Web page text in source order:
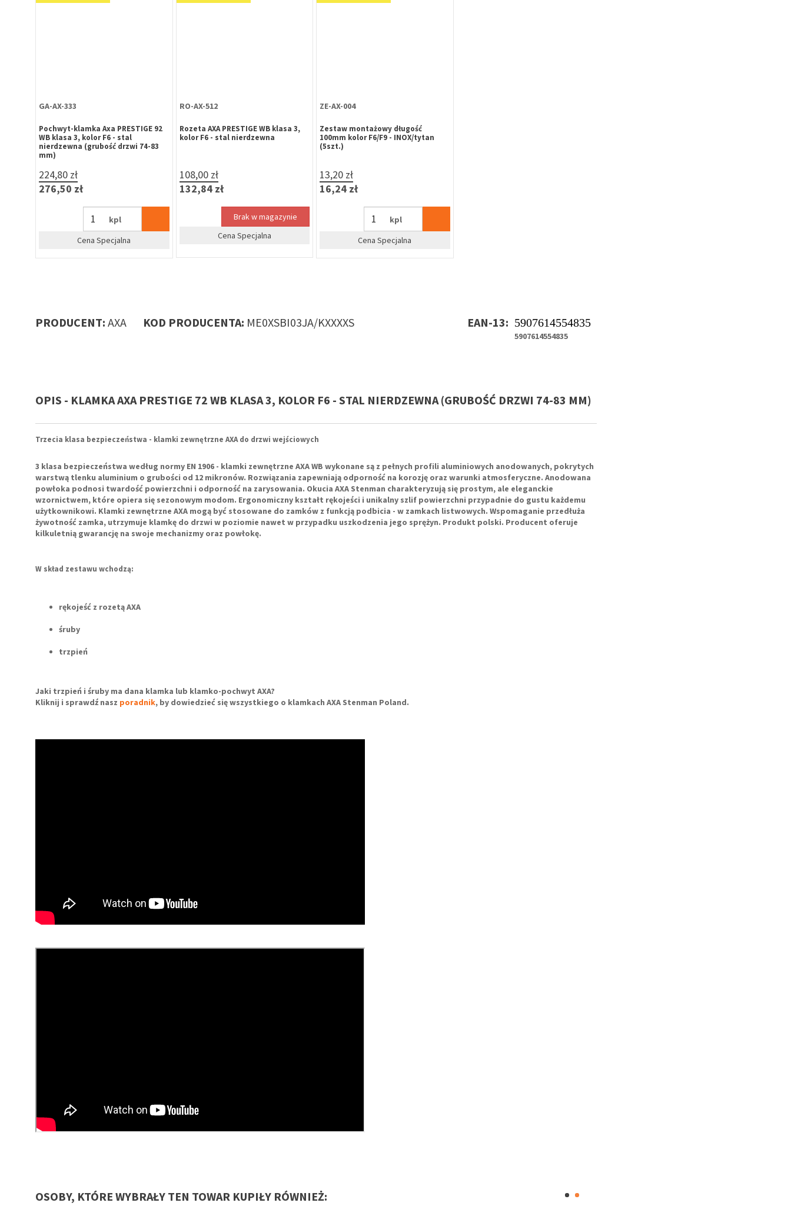
GA-AX-333
Pochwyt-klamka Axa PRESTIGE 92
WB klasa 3, kolor F6 - stal
nierdzewna (grubość drzwi 74-83
mm)
224,80 zł
276,50 zł
kpl
Cena Specjalna
RO-AX-512
Rozeta AXA PRESTIGE WB klasa 3,
kolor F6 - stal nierdzewna
108,00 zł
132,84 zł
Brak w magazynie
Cena Specjalna
ZE-AX-004
Zestaw montażowy długość
100mm kolor F6/F9 - INOX/tytan
(5szt.)
13,20 zł
16,24 zł
kpl
Cena Specjalna
PRODUCENT: AXA KOD PRODUCENTA: ME0XSBI03JA/KXXXXS EAN-13: 5907614554835
5907614554835
OPIS - KLAMKA AXA PRESTIGE 72 WB KLASA 3, KOLOR F6 - STAL NIERDZEWNA (GRUBOŚĆ DRZWI 74-83 MM)
Trzecia klasa bezpieczeństwa - klamki zewnętrzne AXAdo drzwi wejściowych
3 klasa bezpieczeństwa według normy EN 1906 - klamki zewnętrzne AXA WB wykonane są z pełnych profili aluminiowych anodowanych, pokrytych
warstwą tlenku aluminium o grubości od 12 mikronów. Rozwiązania zapewniają odporność na korozję oraz warunki atmosferyczne. Anodowana
powłoka podnosi twardość powierzchni i odporność na zarysowania. Okucia AXA Stenman charakteryzują się prostym, ale eleganckie
wzornictwem, które opiera się sezonowym modom. Ergonomiczny kształt rękojeści i unikalny szlif powierzchni przypadnie do gustu każdemu
użytkownikowi. Klamki zewnętrzne AXA mogą być stosowane do zamków z funkcją podbicia - w zamkach listwowych. Wspomaganie przedłuża
żywotność zamka, utrzymuje klamkę do drzwi w poziomie nawet w przypadku uszkodzenia jego sprężyn. Produkt polski. Producent oferuje
kilkuletnią gwarancję na swoje mechanizmy oraz powłokę.
W skład zestawu wchodzą:
rękojeść z rozetą AXA
śruby
trzpień
Jaki trzpień i śruby ma dana klamka lub klamko-pochwyt AXA?
Kliknij i sprawdź nasz poradnik, by dowiedzieć się wszystkiego o klamkach AXA Stenman Poland.
OSOBY, KTÓRE WYBRAŁY TEN TOWAR KUPIŁY RÓWNIEŻ: